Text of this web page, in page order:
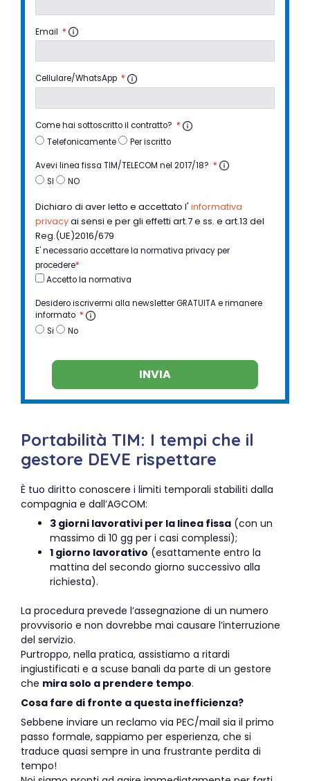
Email *
Cellulare/WhatsApp *
Come hai sottoscritto il contratto? *
Telefonicamente
Per iscritto
Avevi linea fissa TIM/TELECOM nel 2017/18? *
SI
NO
Dichiaro di aver letto e accettato l' informativa
privacyai sensi e per gli effetti art.7 e ss. e art.13 del
Reg.(UE)2016/679
E' necessario accettare la normativa privacy per
procedere*
Accetto la normativa
Desidero iscrivermi alla newsletter GRATUITA e rimanere
informato *
Si
No
INVIA
Portabilità TIM: I tempi che il
gestore DEVE rispettare
È tuo diritto conoscere i limiti temporali stabiliti dalla
compagnia e dall’AGCOM:
3 giorni lavorativi per la linea fissa (con un
massimo di 10 gg per i casi complessi);
1 giorno lavorativo (esattamente entro la
mattina del secondo giorno successivo alla
richiesta).
La procedura prevede l’assegnazione di un numero
provvisorio e non dovrebbe mai causare l’interruzione
del servizio.
Purtroppo, nella pratica, assistiamo a ritardi
ingiustificati e a scuse banali da parte di un gestore
che mira solo a prendere tempo.
Cosa fare di fronte a questa inefficienza?
Sebbene inviare un reclamo via PEC/mail sia il primo
passo formale, sappiamo per esperienza, che si
traduce quasi sempre in una frustrante perdita di
tempo!